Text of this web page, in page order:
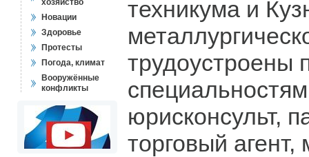
хозяйство
Новации
Здоровье
Протесты
Погода, климат
Вооружённые
конфликты
техникума и
трудоустроены
юрисконсульт,
торговый